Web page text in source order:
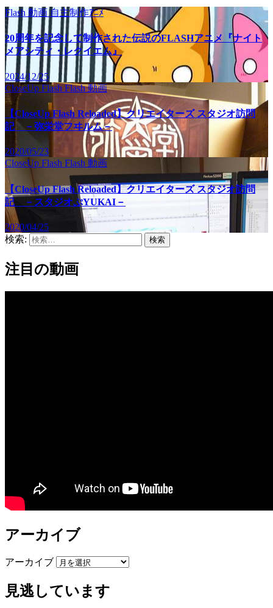
Flash 動画自主制作ｱﾆﾒ
20周年を記念して制作された伝説のFLASHアニメ『ナイト
メアシティ・レクイエム』
2024/12/25
CloseUp FlashFlash動画
【CloseUp Flash Reloaded】クリエイターズ スタジオ訪問
記 －弥栄堂フヰルム－
2020/05/23
CloseUp Flash Flash 動画
【CloseUp Flash Reloaded】クリエイターズ スタジオ訪問
記 －スタジオぷYUKAI－
2020/04/25
検索:
注目の動画
アーカイブ
アーカイブ
見逃しています